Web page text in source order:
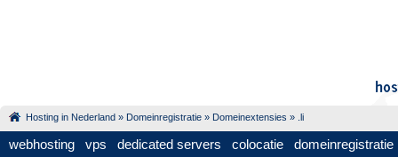
Hosting in Nederland » Domeinregistratie » Domeinextensies » .li
webhosting vps dedicated servers colocatie domeinregistratie